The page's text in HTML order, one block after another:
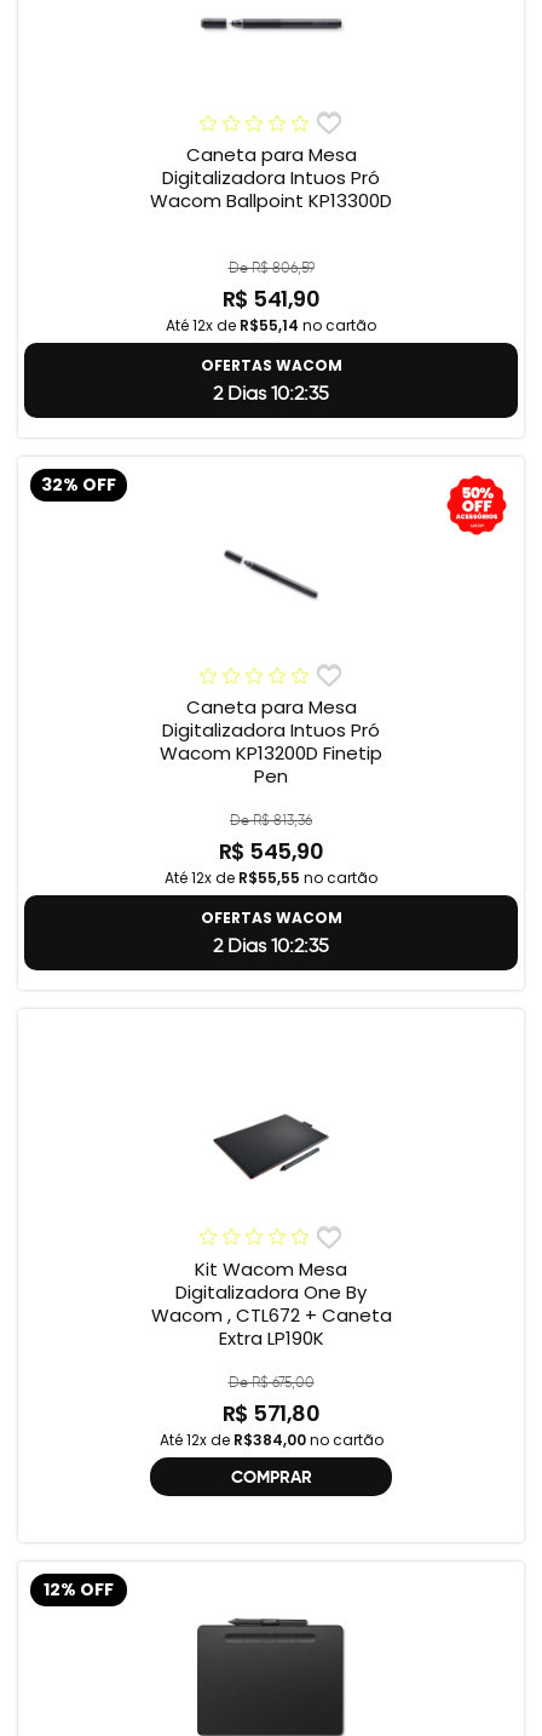
Caneta para Mesa
Digitalizadora Intuos Pró
Wacom Ballpoint KP13300D
De R$ 806,59
R$ 541,90
Até 12x de R$55,14 no cartão
OFERTAS WACOM
2 Dias 10:2:34
32% OFF
Caneta para Mesa
Digitalizadora Intuos Pró
Wacom KP13200D Finetip
Pen
De R$ 813,36
R$ 545,90
Até 12x de R$55,55 no cartão
OFERTAS WACOM
2 Dias 10:2:34
Kit Wacom Mesa
Digitalizadora One By
Wacom , CTL672 + Caneta
Extra LP190K
De R$ 675,00
R$ 571,80
Até 12x de R$384,00no cartão
COMPRAR
12% OFF